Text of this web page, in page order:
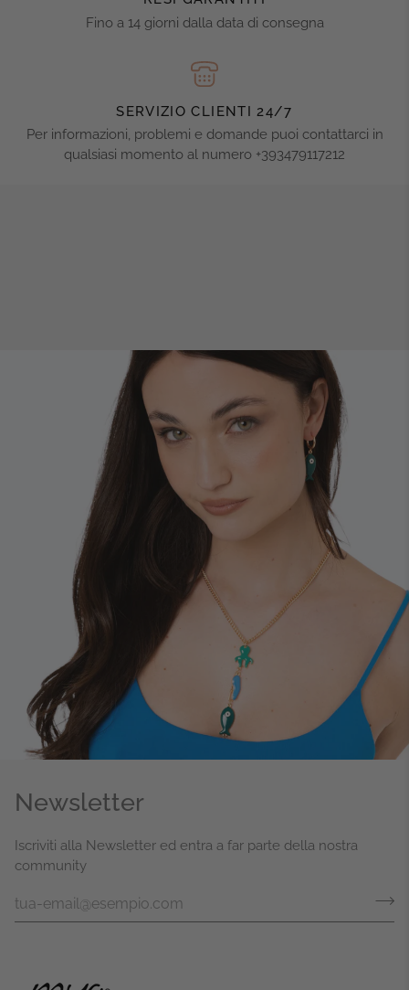
Fino a 14 giorni dalla data di consegna
SERVIZIO CLIENTI 24/7
Per informazioni, problemi e domande puoi contattarci in
qualsiasi momento al numero +393479117212
Newsletter
Iscriviti alla Newsletter ed entra a far parte della nostra
community